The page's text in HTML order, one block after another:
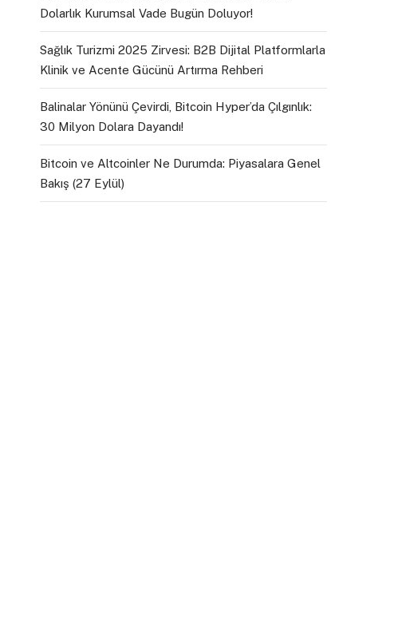
Dolarlık Kurumsal Vade Bugün Doluyor!
Sağlık Turizmi 2025 Zirvesi: B2B Dijital Platformlarla
Klinik ve Acente Gücünü Artırma Rehberi
Balinalar Yönünü Çevirdi, Bitcoin Hyper’da Çılgınlık:
30 Milyon Dolara Dayandı!
Bitcoin ve Altcoinler Ne Durumda: Piyasalara Genel
Bakış (27 Eylül)